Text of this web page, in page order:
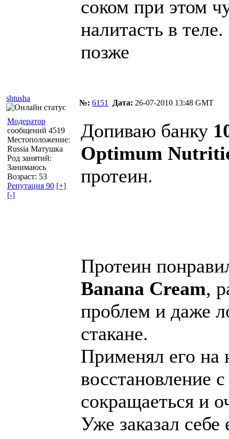
соком при этом
налитасть в
позже
shtusha
№: 6151 Дата: 26-07-2010 13:48 GMT
Модератор
сообщений 4519
Местоположение:
Russia Матушка
Род занятий:
Занимаюсь
Возраст: 53
Репутация 90 [+]
[-]
Допиваю банку
Optimum
протеин.
Протеин
Banana Cream,
проблем и даже
стакане.
Применял его на
восстановление
сокращаеться и
Уже заказал